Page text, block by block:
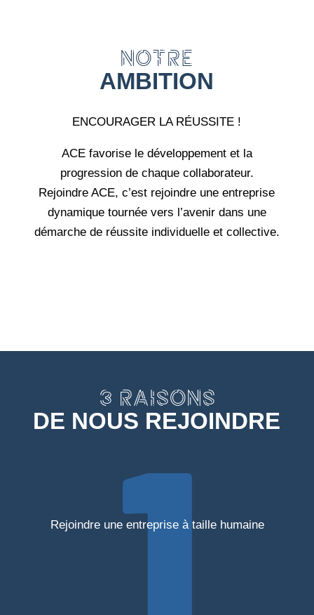
NOTRE
AMBITION
ENCOURAGER LA RÉUSSITE !
ACE favorise le développement et la
progression de chaque collaborateur.
Rejoindre ACE, c’est rejoindre une entreprise
dynamique tournée vers l’avenir dans une
démarche de réussite individuelle et collective.
3 RAISONS
DE NOUS REJOINDRE
Rejoindre une entreprise à taille humaine